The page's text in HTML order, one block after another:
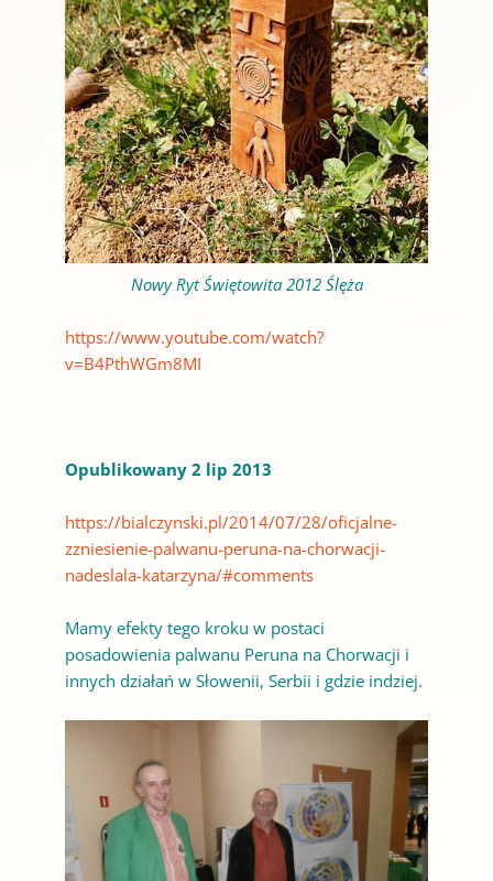
Nowy Ryt Świętowita 2012 Ślęża
https://www.youtube.com/watch?
v=B4PthWGm8MI
Opublikowany 2 lip 2013
https://bialczynski.pl/2014/07/28/oficjalne-
zzniesienie-palwanu-peruna-na-chorwacji-
nadeslala-katarzyna/#comments
Mamy efekty tego kroku w postaci
posadowienia palwanu Peruna na Chorwacji i
innych działań w Słowenii, Serbii i gdzie indziej.